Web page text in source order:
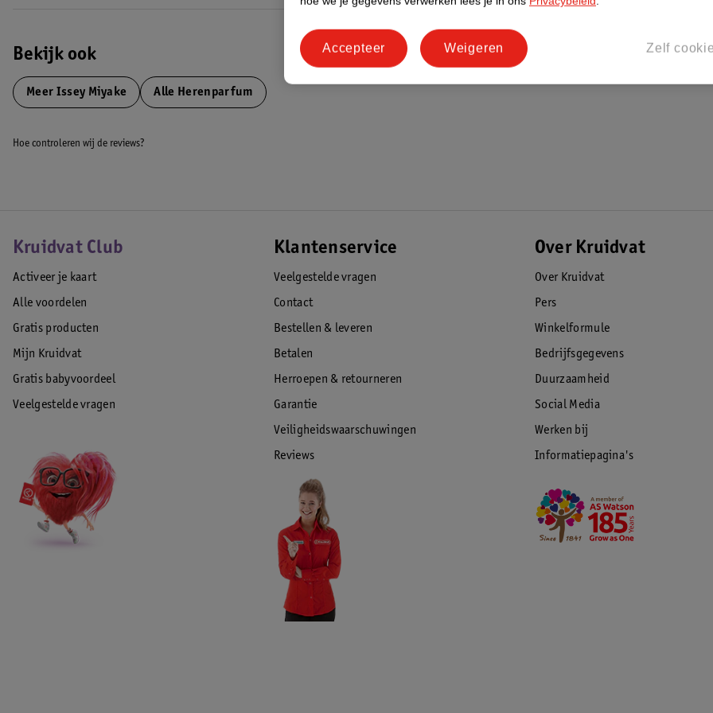
Bekijk ook
Meer Issey Miyake Alle Herenparfum
Hoe controleren wij de reviews?
Kruidvat Club
Activeer je kaart
Alle voordelen
Gratis producten
Mijn Kruidvat
Gratis babyvoordeel
Veelgestelde vragen
Klantenservice
Veelgestelde vragen
Contact
Bestellen & leveren
Betalen
Herroepen & retourneren
Garantie
Veiligheidswaarschuwingen
Reviews
Over Kruidvat
Over Kruidvat
Pers
Winkelformule
Bedrijfsgegevens
Duurzaamheid
Social Media
Werken bij
Informatiepagina's
Zelf
Weigeren
Accepteer